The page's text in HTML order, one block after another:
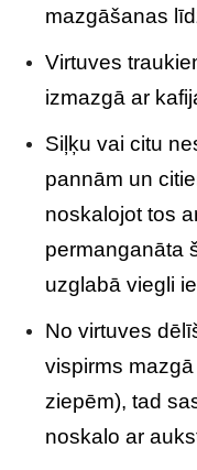
mazgāšanas
Virtuves
izmazgā ar
Siļķu vai citu
pannām un
noskalojot tos
permanganāta
uzglabā viegli
No virtuves
vispirms
ziepēm), tad
noskalo ar